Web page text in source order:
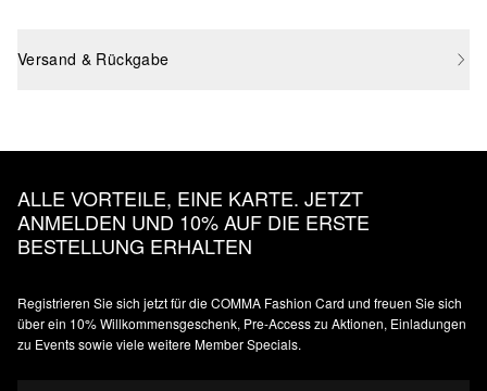
Versand & Rückgabe
ALLE VORTEILE, EINE KARTE. JETZT
ANMELDEN UND 10% AUF DIE ERSTE
BESTELLUNG ERHALTEN
Registrieren Sie sich jetzt für die COMMA Fashion Card und freuen Sie sich
über ein 10% Willkommensgeschenk, Pre-Access zu Aktionen, Einladungen
zu Events sowie viele weitere Member Specials.